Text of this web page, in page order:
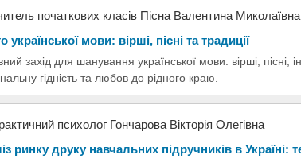
початкових класів Пісна Валентина Миколаївна
української мови: вірші, пісні та традиції
захід для шанування української мови: вірші, пісні,
гідність та любов до рідного краю.
психолог Гончарова Вікторія Олегівна
ринку друку навчальних підручників в Україні: